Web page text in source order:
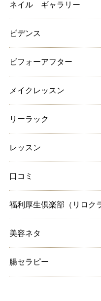
ネイル ギャラリー
ビデンス
ビフォーアフター
メイクレッスン
リーラック
レッスン
口コミ
福利厚生倶楽部（リロク
美容ネタ
腸セラピー